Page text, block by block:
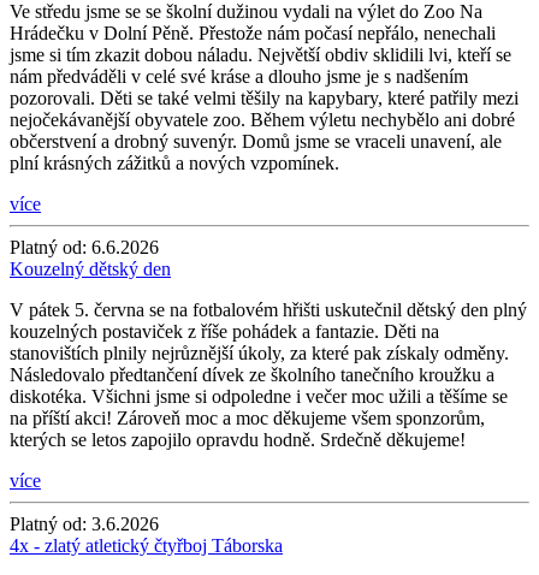
Ve středu jsme se se školní dužinou vydali na výlet do Zoo Na
Hrádečku v Dolní Pěně. Přestože nám počasí nepřálo, nenechali
jsme si tím zkazit dobou náladu. Největší obdiv sklidili lvi, kteří se
nám předváděli v celé své kráse a dlouho jsme je s nadšením
pozorovali. Děti se také velmi těšily na kapybary, které patřily mezi
nejočekávanější obyvatele zoo. Během výletu nechybělo ani dobré
občerstvení a drobný suvenýr. Domů jsme se vraceli unavení, ale
plní krásných zážitků a nových vzpomínek.
více
Platný od: 6.6.2026
Kouzelný dětský den
V pátek 5. června se na fotbalovém hřišti uskutečnil dětský den plný
kouzelných postaviček z říše pohádek a fantazie. Děti na
stanovištích plnily nejrůznější úkoly, za které pak získaly odměny.
Následovalo předtančení dívek ze školního tanečního kroužku a
diskotéka. Všichni jsme si odpoledne i večer moc užili a těšíme se
na příští akci! Zároveň moc a moc děkujeme všem sponzorům,
kterých se letos zapojilo opravdu hodně. Srdečně děkujeme!
více
Platný od: 3.6.2026
4x - zlatý atletický čtyřboj Táborska